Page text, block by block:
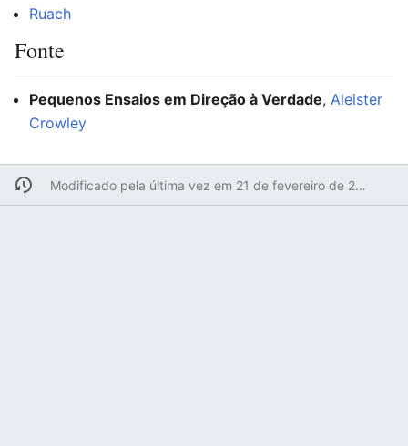
Ruach
Fonte
Pequenos Ensaios em Direção à Verdade, Aleister
Crowley
Modificado pela última vez em 21 de fevereiro de 2008 às 20h53min